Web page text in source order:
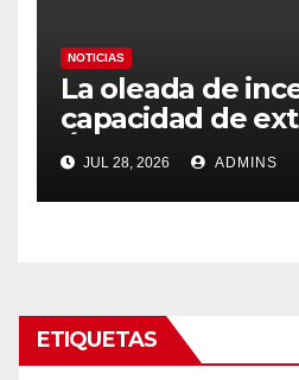
NOTICIAS
La oleada de
capacidad de
Ávila y al oeste
obliga a declarar
emergencia
JUL 28, 2026 ADMINS
ETIQUETAS